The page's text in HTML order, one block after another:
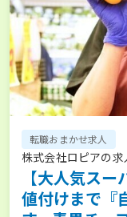
転職おまかせ求人
株式会社ロピアの求
【大人気ス
値付けまで『